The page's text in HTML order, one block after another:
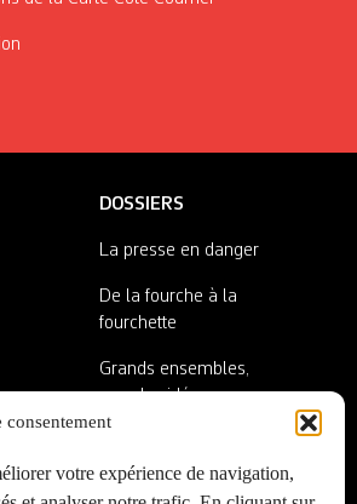
consentement
votre expérience de navigation,
DOSSIERS
La presse en danger
De la fourche à la
fourchette
Grands ensembles,
grandes idées